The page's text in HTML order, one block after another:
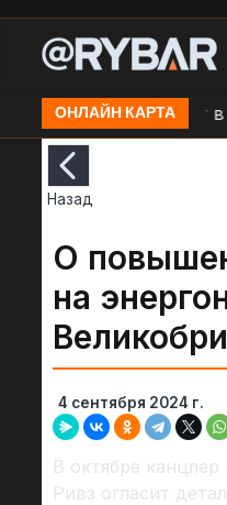
ОНЛАЙН КАРТА
мыса Фиолент в
Назад
О
на
4 сентября 2024 г.
В октябре канцлер
Ривз огласит